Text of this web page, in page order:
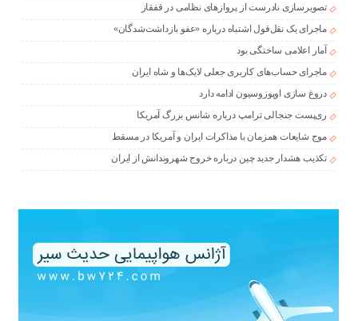
تصویرسازی نادرست از پروازهای نظامی در قفقاز
ماجرای یک نقل‌قول اشتباه درباره «عفو بازداشت‌شدگان»
آمار اعلامی ساختگی بود
ماجرای حساب‌های کاربری جعلی لایک‌ها و شاه ایران
دروغ سازی اوپوزوسیون ادامه دارد
ری‌پست جنجالی ترامپ درباره شانس بزرگ آمریکا
موج شایعات همزمان با مذاکرات ایران و آمریکا در مسقط
تکذیب هشدار جدید چین درباره خروج شهروندانش از ایران